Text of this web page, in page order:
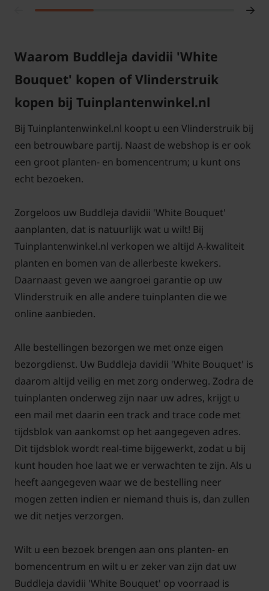
Waarom Buddleja davidii 'White
Bouquet' kopen of Vlinderstruik
kopen bij Tuinplantenwinkel.nl
Bij Tuinplantenwinkel.nl koopt u een Vlinderstruik bij
een betrouwbare partij. Naast de webshop is er ook
een groot planten- en bomencentrum; u kunt ons
echt bezoeken.
Zorgeloos uw Buddleja davidii 'White Bouquet'
aanplanten, dat is natuurlijk wat u wilt! Bij
Tuinplantenwinkel.nl verkopen we altijd A-kwaliteit
planten en bomen van de allerbeste kwekers.
Daarnaast geven we aangroei garantie op uw
Vlinderstruik en alle andere tuinplanten die we
online aanbieden.
Alle bestellingen bezorgen we met onze eigen
bezorgdienst. Uw Buddleja davidii 'White Bouquet' is
daarom altijd veilig en met zorg onderweg. Zodra de
tuinplanten onderweg zijn naar uw adres, krijgt u
een mail met daarin een track and trace code met
tijdsblok van aankomst op het aangegeven adres.
Dit tijdsblok wordt real-time bijgewerkt, zodat u bij
kunt houden hoe laat we er verwachten te zijn. Als u
heeft aangegeven waar we de bestelling neer
mogen zetten indien er niemand thuis is, dan zullen
we dit netjes verzorgen.
Wilt u een bezoek brengen aan ons planten- en
bomencentrum en wilt u er zeker van zijn dat uw
Buddleja davidii 'White Bouquet' op voorraad is